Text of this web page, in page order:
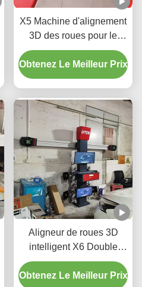
X5 Machine d'alignement
3D des roues pour le
réglage de précision des
pneus
Obtenez Le Meilleur Prix
Aligneur de roues 3D
intelligent X6 Double
écrans Suivi en temps
réel et imagerie 3D de
Obtenez Le Meilleur Prix